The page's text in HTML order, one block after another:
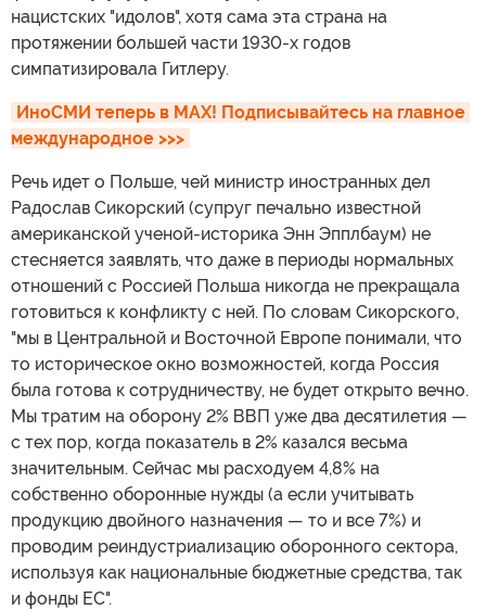
нацистских "идолов", хотя сама эта страна на
протяжении большей части 1930-х годов
симпатизировала Гитлеру.
ИноСМИ теперь в MAX! Подписывайтесь на главное
международное >>>
Речь идет о Польше, чей министр иностранных дел
Радослав Сикорский (супруг печально известной
американской ученой-историка Энн Эпплбаум) не
стесняется заявлять, что даже в периоды нормальных
отношений с Россией Польша никогда не прекращала
готовиться к конфликту с ней. По словам Сикорского,
"мы в Центральной и Восточной Европе понимали, что
то историческое окно возможностей, когда Россия
была готова к сотрудничеству, не будет открыто вечно.
Мы тратим на оборону 2% ВВП уже два десятилетия —
с тех пор, когда показатель в 2% казался весьма
значительным. Сейчас мы расходуем 4,8% на
собственно оборонные нужды (а если учитывать
продукцию двойного назначения — то и все 7%) и
проводим реиндустриализацию оборонного сектора,
используя как национальные бюджетные средства, так
и фонды ЕС".